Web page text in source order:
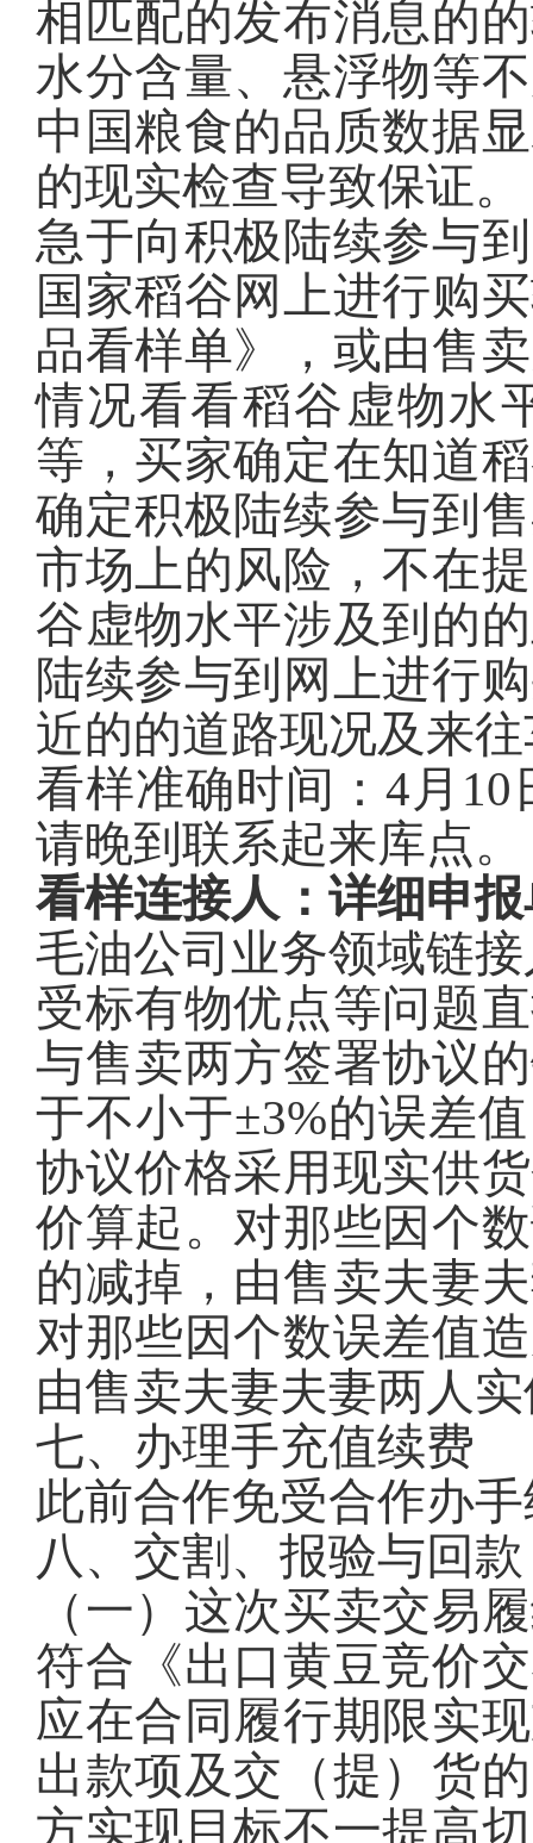
相匹配的发布消息的
水分含量、悬浮物等
中国粮食的品质数据
的现实检查导致保证。
急于向积极陆续参与
国家稻谷网上进行购
品看样单》，或由售
情况看看稻谷虚物水
等，买家确定在知道
确定积极陆续参与到
市场上的风险，不在
谷虚物水平涉及到的
陆续参与到网上进行
近的的道路现况及来
看样准确时间： 4月10
请晚到联系起来库点。
看样连接人： 详细申
毛油公司 业务领域链接
受标有物优点等问题
与售卖两方签署协议
于不小于±3%的误差
协议价格采用现实供
价算起。对那些因个
的减掉，由售卖夫妻
对那些因个数误差值
由售卖夫妻夫妻两人
七、办理手充值续费
此前合作免受合作办
八、交割、报验与回款
（一）这次买卖交易
符合《出口黄豆竞价
应在合同履行期限实
出款项及交（提）货
方实现目标不一提高